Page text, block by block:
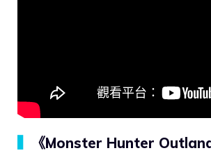
《Monster Hunter